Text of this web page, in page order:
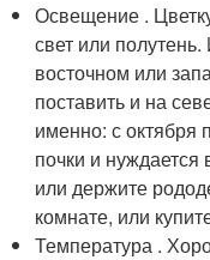
Освещение .
свет или
восточном или
поставить и на
именно: с октября
почки и
или держите
комнате, или
Температура .